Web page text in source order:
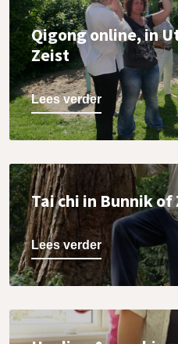
Qigong online, in
Zeist
Lees verder
Tai chi in Bunnik of
Lees verder